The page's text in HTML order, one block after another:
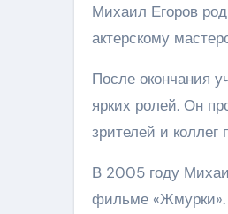
Михаил Егоров
актерскому
После окончания
ярких ролей. Он
зрителей и коллег
В 2005 году
фильме «Жмурки».